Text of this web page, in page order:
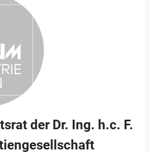
der Dr. Ing. h.c. F.